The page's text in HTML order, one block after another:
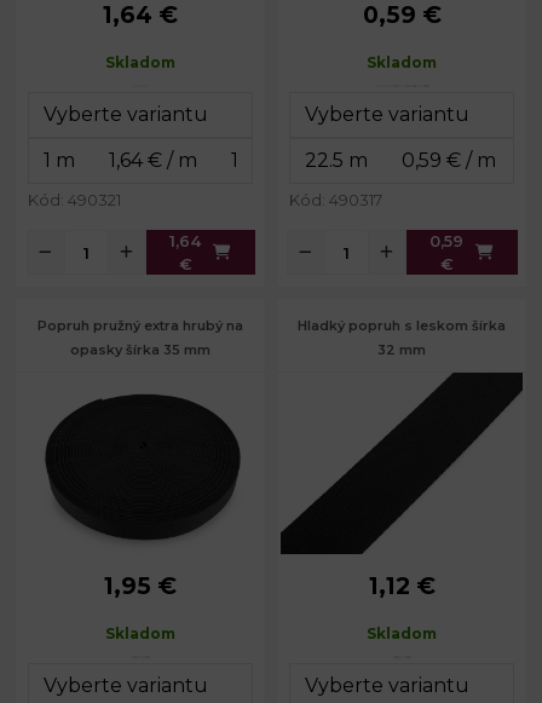
25 mm
1,64 €
Skladom
Kód: 490321
1,64
€
20 mm
0,59 €
Skladom
Kód: 490317
0,59
€
Popruh pružný extra hrubý na
opasky šírka 35 mm
35 mm
1,95 €
Skladom
Hladký popruh s leskom šírka
32 mm
32 mm
1,12 €
Skladom